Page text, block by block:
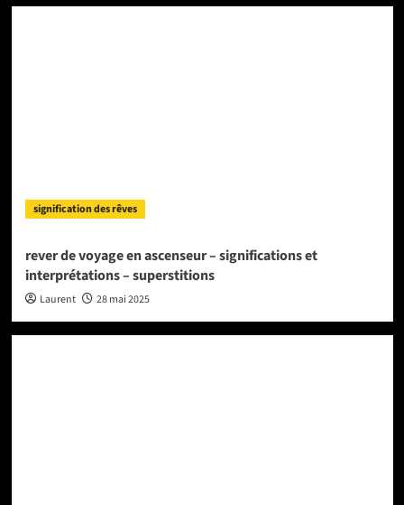
signification des rêves
rever de voyage en ascenseur – significations et
interprétations – superstitions
Laurent 28 mai 2025